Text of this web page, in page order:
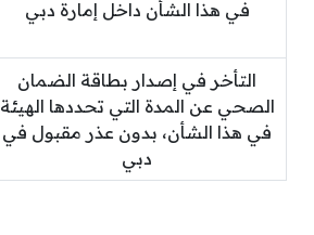
في هذا الشأن داخل إمارة دبي
التأخر في إصدار بطاقة الضمان
الصحي عن المدة التي تحددها الهيئة
في هذا الشأن، بدون عذر مقبول في
دبي